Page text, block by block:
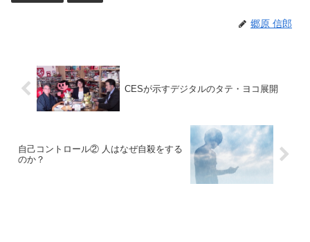
郷原 信郎
CESが示すデジタルのタテ・ヨコ展開
自己コントロール② 人はなぜ自殺をする
のか？